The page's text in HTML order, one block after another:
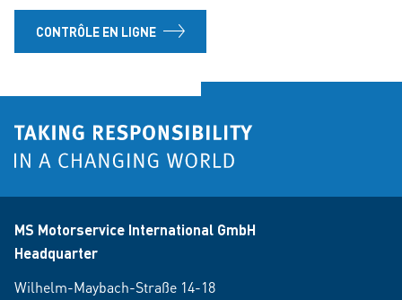
CONTRÔLE EN LIGNE
MS Motorservice International GmbH
Headquarter
Wilhelm-Maybach-Straße 14-18